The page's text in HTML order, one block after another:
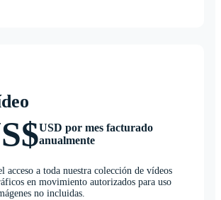
USD por mes facturado
anualmente
acceso a toda nuestra colección de vídeos
en movimiento autorizados para uso
no incluidas.